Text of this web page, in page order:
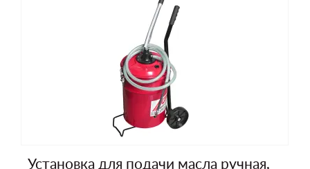
Установка для подачи масла ручная,